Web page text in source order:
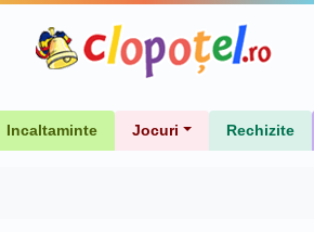
Incaltaminte Jocuri Rechizite